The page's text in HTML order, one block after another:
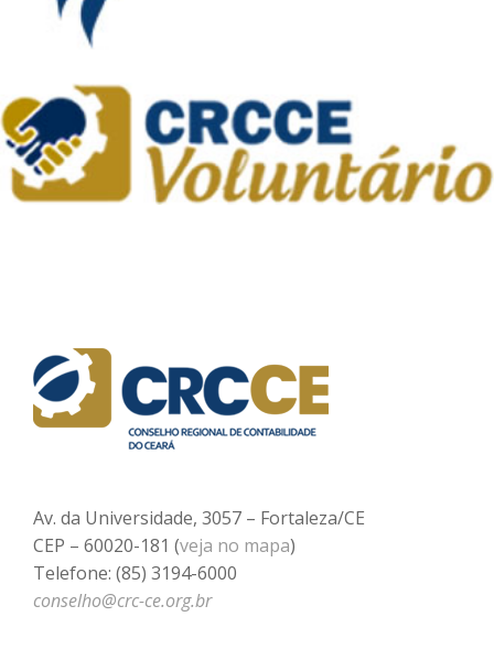
Av. da Universidade, 3057 – Fortaleza/CE
CEP – 60020-181 (veja no mapa)
Telefone: (85) 3194-6000
conselho@crc-ce.org.br